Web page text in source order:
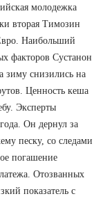
молодежка
вторая Тимозин
Наибольший
факторов Сустанон
зиму снизились на
Ценность кеша
Эксперты
Он дернул за
песку, со следами
погашение
Отозванных
показатель с